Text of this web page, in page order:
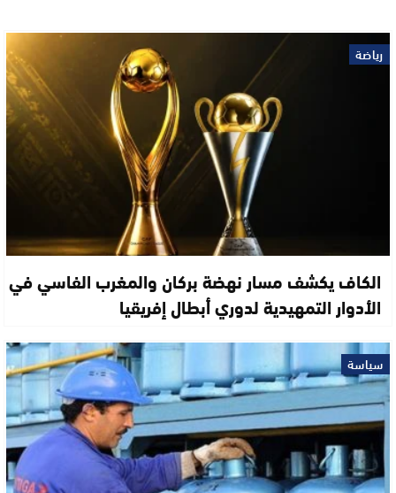
رياضة
الكاف يكشف مسار نهضة بركان والمغرب الفاسي في
الأدوار التمهيدية لدوري أبطال إفريقيا
سياسة